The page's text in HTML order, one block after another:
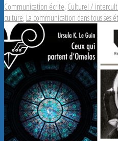
Communication écrite,Culturel /
culture,La communication dans tous ses